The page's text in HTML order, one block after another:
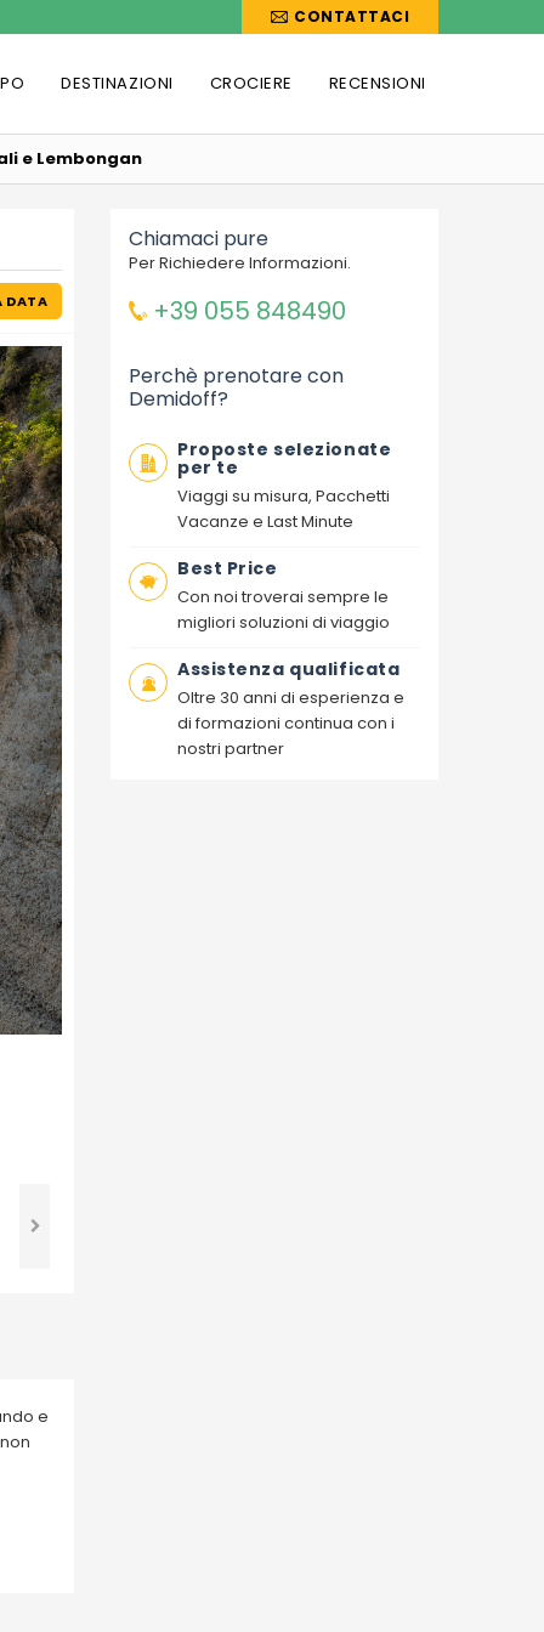
CONTATTACI
DESTINAZIONI CROCIERE RECENSIONI
e Lembongan
DATA
e
Chiamaci pure
Per Richiedere Informazioni.
+39 055 848490
Perchè prenotare con
Demidoff?
Proposte selezionate
per te
Viaggi su misura, Pacchetti
Vacanze e Last Minute
Best Price
Con noi troverai sempre le
migliori soluzioni di viaggio
Assistenza qualificata
Oltre 30 anni di esperienza e
di formazioni continua con i
nostri partner